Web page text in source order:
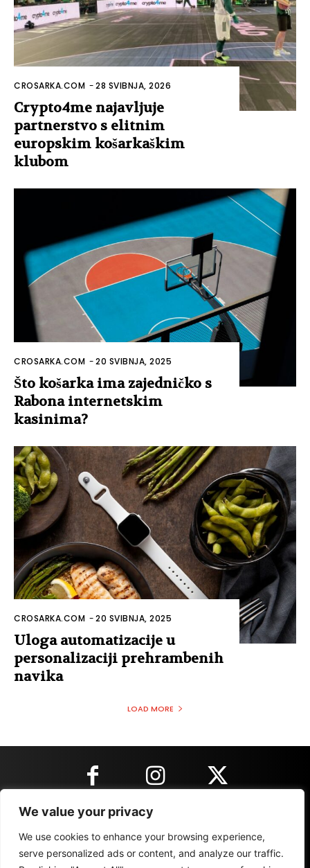
We value your privacy
We use cookies to enhance your browsing experience,
serve personalized ads or content, and analyze our traffic.
CROSARKA.COM -28 SVIBNJA, 2026
Crypto4me najavljuje
partnerstvo s elitnim
europskim košarkaškim
klubom
CROSARKA.COM -20 SVIBNJA, 2025
Što košarka ima zajedničko s
Rabona internetskim
kasinima?
CROSARKA.COM -20 SVIBNJA, 2025
Uloga automatizacije u
personalizaciji prehrambenih
navika
LOAD MORE
KONTAKT INFORMACIJE